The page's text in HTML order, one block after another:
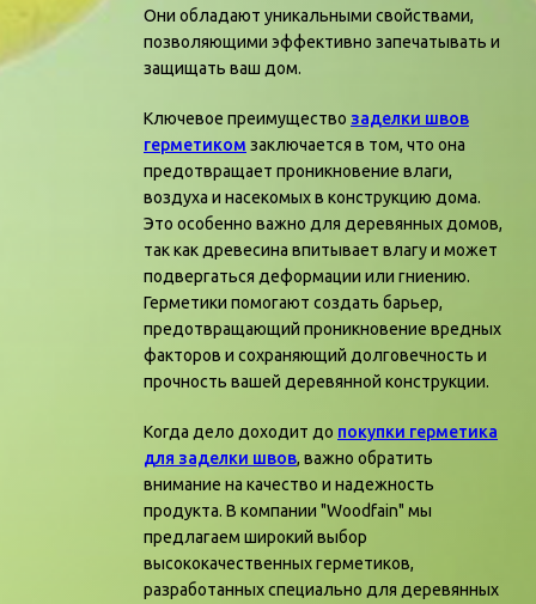
Они обладают уникальными свойствами,
позволяющими эффективно запечатывать и
защищать ваш дом.
Ключевое преимущество заделки швов
герметиком заключается в том, что она
предотвращает проникновение влаги,
воздуха и насекомых в конструкцию дома.
Это особенно важно для деревянных домов,
так как древесина впитывает влагу и может
подвергаться деформации или гниению.
Герметики помогают создать барьер,
предотвращающий проникновение вредных
факторов и сохраняющий долговечность и
прочность вашей деревянной конструкции.
Когда дело доходит до покупки герметика
для заделки швов, важно обратить
внимание на качество и надежность
продукта. В компании "Woodfain" мы
предлагаем широкий выбор
высококачественных герметиков,
разработанных специально для деревянных